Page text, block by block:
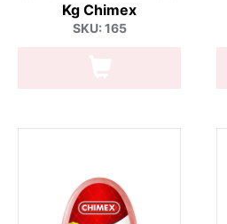
Kg Chimex
SKU: 165